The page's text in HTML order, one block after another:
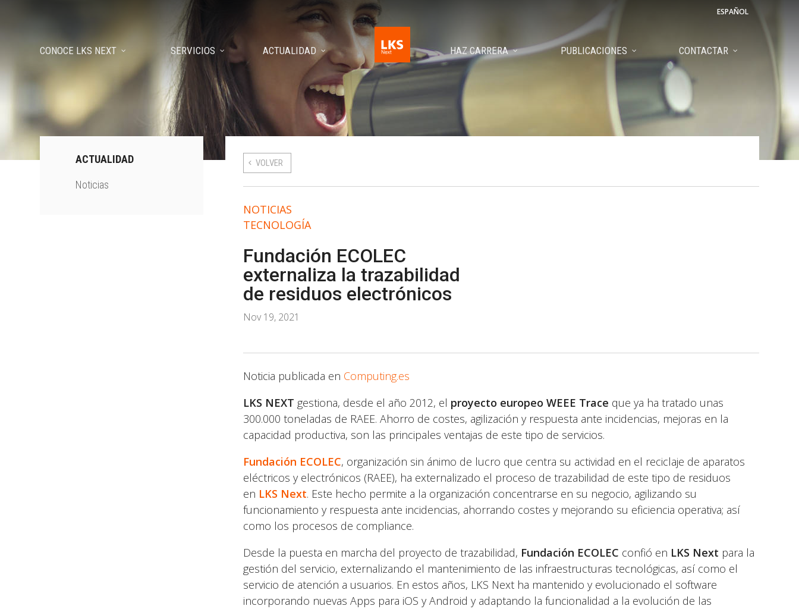
ESPAÑOL
CONOCE LKS NEXT SERVICIOS ACTUALIDAD HAZ CARRERA PUBLICACIONES CONTACTAR
VOLVER
NOTICIAS
TECNOLOGÍA
Fundación ECOLEC
externaliza la trazabilidad
de residuos electrónicos
Nov 19, 2021
Noticia publicada en Computing.es
LKS NEXT gestiona, desde el año 2012, el proyecto europeo WEEE Trace que ya ha tratado unas
300.000 toneladas de RAEE. Ahorro de costes, agilización y respuesta ante incidencias, mejoras en la
capacidad productiva, son las principales ventajas de este tipo de servicios.
Fundación ECOLEC, organización sin ánimo de lucro que centra su actividad en el reciclaje de aparatos
eléctricos y electrónicos (RAEE), ha externalizado el proceso de trazabilidad de este tipo de residuos
en LKS Next. Este hecho permite a la organización concentrarse en su negocio, agilizando su
funcionamiento y respuesta ante incidencias, ahorrando costes y mejorando su eficiencia operativa; así
como los procesos de compliance.
Desde la puesta en marcha del proyecto de trazabilidad, Fundación ECOLEC confió en LKS Next para la
gestión del servicio, externalizando el mantenimiento de las infraestructuras tecnológicas, así como el
servicio de atención a usuarios. En estos años, LKS Next ha mantenido y evolucionado el software
incorporando nuevas Apps para iOS y Android y adaptando la funcionalidad a la evolución de las
ACTUALIDAD
Noticias